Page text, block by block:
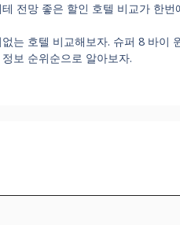
전망 좋은 할인 호텔 비교가 한
는 호텔 비교해보자. 슈퍼 8 바이
보 순위순으로 알아보자.